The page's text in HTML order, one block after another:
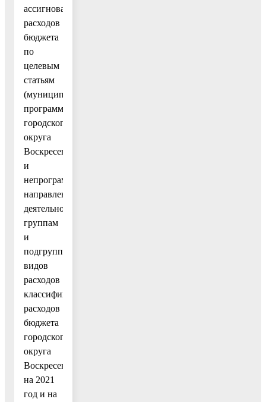
ассигнований
расходов
бюджета
по
целевым
статьям
(муниципальным
программам
городского
округа
Воскресенск
и
непрограммным
направлениям
деятельности),
группам
и
подгруппам
видов
расходов
классификации
расходов
бюджета
городского
округа
Воскресенск
на 2021
год и на